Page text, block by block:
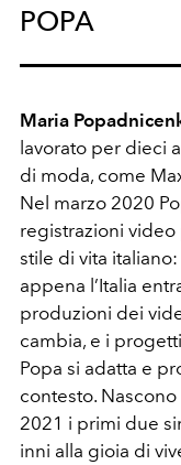
POPA
Maria
lavorato per dieci
di moda, come
Nel marzo 2020
registrazioni
stile di vita italiano:
appena l’Italia
produzioni dei
cambia, e i
Popa si adatta e
contesto.
2021 i primi due
inni alla gioia di